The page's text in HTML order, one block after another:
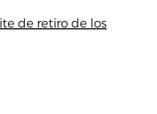
de retiro de los